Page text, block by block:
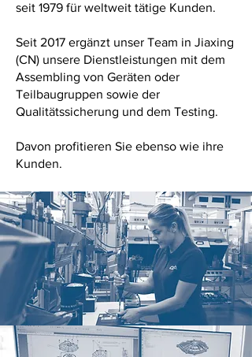
seit 1979 für weltweit tätige Kunden.
Seit 2017 ergänzt unser Team in Jiaxing
(CN) unsere Dienstleistungen mit dem
Assembling von Geräten oder
Teilbaugruppen sowie der
Qualitätssicherung und dem Testing.
Davon profitieren Sie ebenso wie ihre
Kunden.